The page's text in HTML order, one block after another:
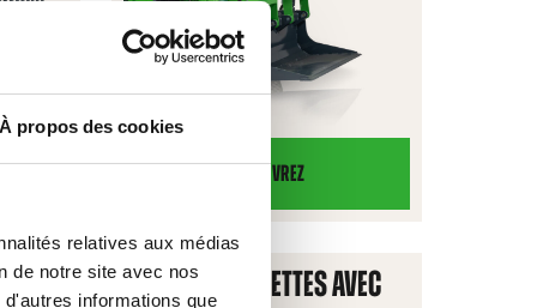
À propos des cookies
relatives aux médias
de notre site avec nos
informations que
DÉCOUVREZ
GODET
INDUSTRIEL
GRAPPINS
FOURCHE À PALETTES AVEC